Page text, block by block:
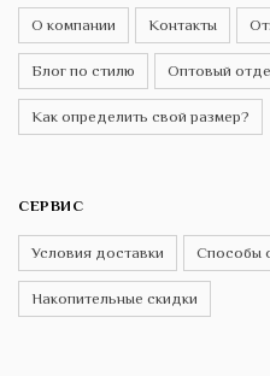
О компании Контакты
Блог по стилю Оптовый
Как определить свой размер?
СЕРВИС
Условия доставки Способы
Накопительные скидки